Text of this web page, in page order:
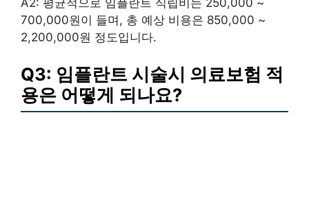
A2: 평균적으로 임플란트 식립비는 250,000 ~
700,000원이 들며, 총 예상 비용은 850,000 ~
2,200,000원 정도입니다.
Q3: 임플란트 시술시 의료보험 적
용은 어떻게 되나요?